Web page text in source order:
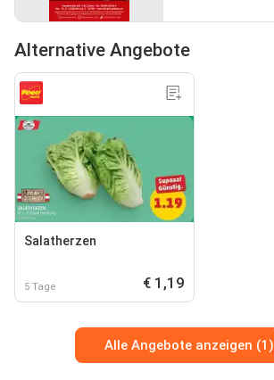
Alternative Angebote
Salatherzen
5 Tage € 1,19
Alle Angebote anzeigen (1)